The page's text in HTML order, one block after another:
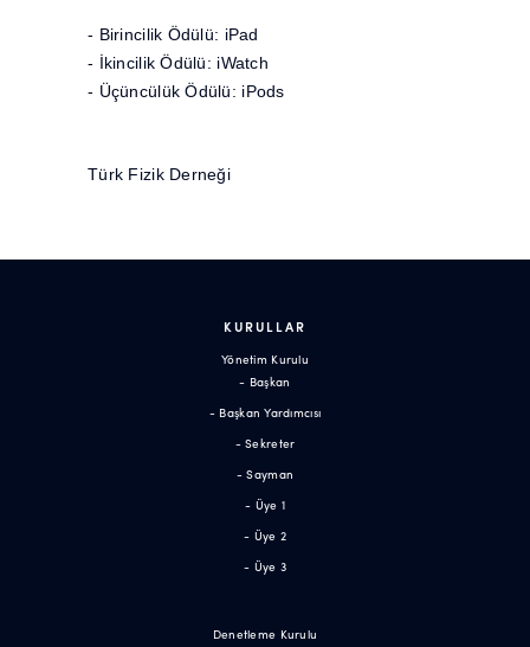
- Birincilik Ödülü: iPad
- İkincilik Ödülü: iWatch
- Üçüncülük Ödülü: iPods
Türk Fizik Derneği
KURULLAR
Yönetim Kurulu
- Başkan
- Başkan Yardımcısı
- Sekreter
- Sayman
- Üye 1
- Üye 2
- Üye 3
Denetleme Kurulu